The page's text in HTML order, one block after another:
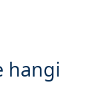
hangi